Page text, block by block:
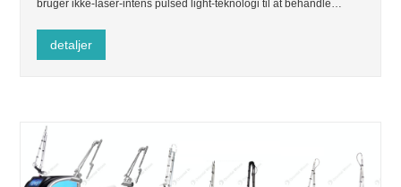
bruger ikke-laser-intens pulsed light-teknologi til at behandle
detaljer